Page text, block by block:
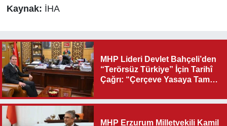
Kaynak: İHA
MHP Lideri Devlet Bahçeli’den
“Terörsüz Türkiye” İçin Tarihî
Çağrı: “Çerçeve Yasaya Tam
MHP Erzurum Milletvekili Kamil